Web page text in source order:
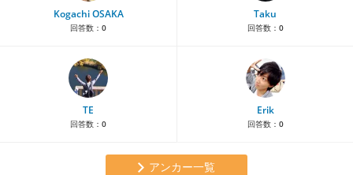
Kogachi OSAKA
回答数： 0
Taku
回答数： 0
TE
回答数： 0
Erik
回答数： 0
アンカー一覧